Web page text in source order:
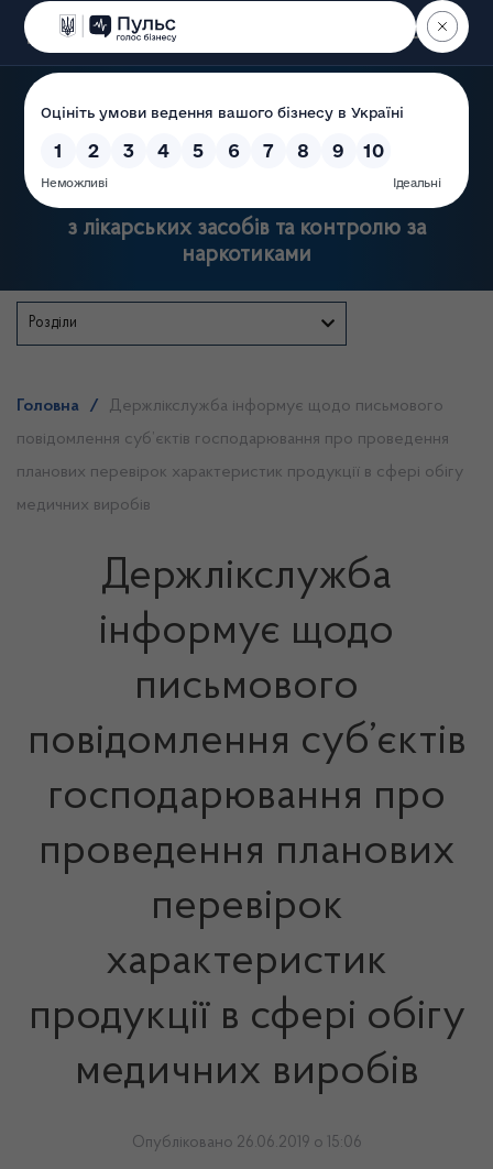
Пошук
Державна служба України
з лікарських засобів та контролю за
наркотиками
Розділи
Головна /
Держлікслужба інформує щодо письмового
повідомлення суб’єктів господарювання про проведення
планових перевірок характеристик продукції в сфері обігу
медичних виробів
Держлікслужба
інформує щодо
письмового
повідомлення суб’єктів
господарювання про
проведення планових
перевірок
характеристик
продукції в сфері обігу
медичних виробів
Опубліковано 26.06.2019 о 15:06